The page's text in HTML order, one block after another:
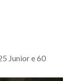
Junior e 60